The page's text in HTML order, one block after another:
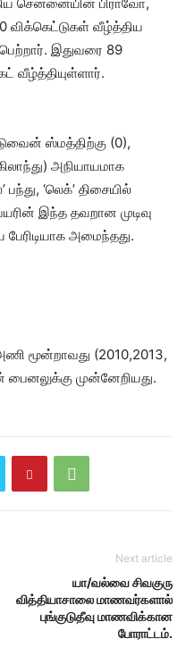
விக்கெட்டுகள் வீழ்த்திய
இதுவரை 89
வீழ்த்தியுள்ளார்.
ஸ்மத்திற்கு (0),
அநியாயமாக
பந்து, ‘லெக்’ திசையில்
இந்த தவறான முடிவு
அமைந்தது.
மூன்றாவது (2010,2013,
பைனலுக்கு முன்னேறியது.
Next article
யா/வல்வை சிவகுரு
வித்தியாசாலை மாணவர்களால்
புங்குடுதீவு மாணவிக்கான
போராட்டம்.